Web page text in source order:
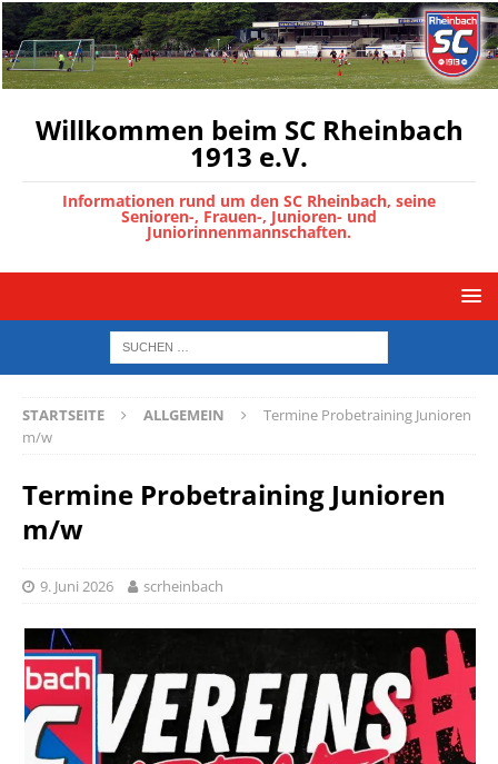
Willkommen beim SC Rheinbach
1913 e.V.
Informationen rund um den SC Rheinbach, seine
Senioren-, Frauen-, Junioren- und
Juniorinnenmannschaften.
STARTSEITE ALLGEMEIN
Termine Probetraining Junioren
m/w
Termine Probetraining Junioren
m/w
9. Juni 2026 scrheinbach